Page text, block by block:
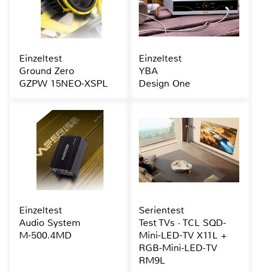
Einzeltest
Ground Zero
GZPW 15NEO-XSPL
Einzeltest
YBA
Design One
Einzeltest
Audio System
M-500.4MD
Serientest
Test TVs · TCL SQD-
Mini-LED-TV X11L +
RGB-Mini-LED-TV
RM9L